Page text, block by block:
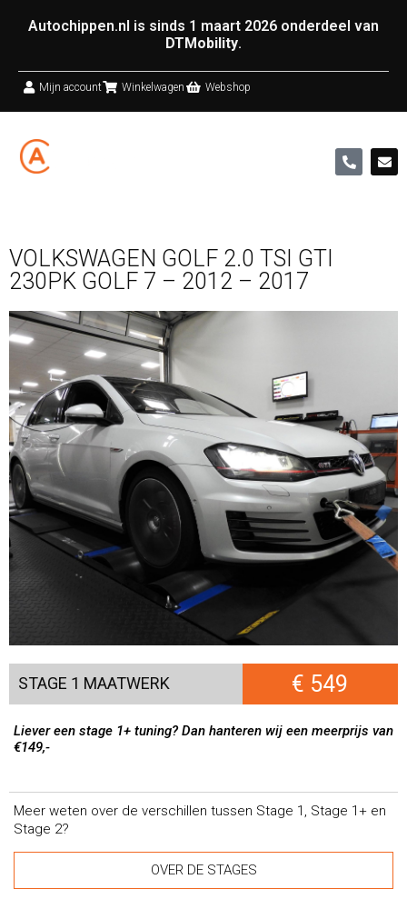
Autochippen.nl is sinds 1 maart 2026 onderdeel van
DTMobility.
Mijn account Winkelwagen Webshop
VOLKSWAGEN GOLF 2.0 TSI GTI
230PK GOLF 7 – 2012 – 2017
STAGE 1 MAATWERK € 549
Liever een stage 1+ tuning? Dan hanteren wij een meerprijs van
€149,-
Meer weten over de verschillen tussen Stage 1, Stage 1+ en
Stage 2?
OVER DE STAGES